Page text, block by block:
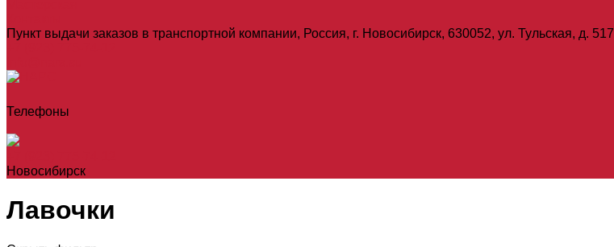
Пункт выдачи заказов в транспортной компании, Россия, г. Новосибирск, 630052, ул. Тульская, д. 517
Телефоны
Новосибирск
Лавочки